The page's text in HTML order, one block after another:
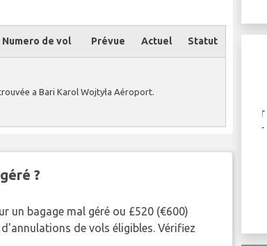
Numero de vol Prévue Actuel Statut
a Bari Karol Wojtyła Aéroport.
?
un bagage mal géré ou £520 (€600)
de vols éligibles. Vérifiez
retardé ou annulé ?
jusqu'à 600 EUR de compensation par